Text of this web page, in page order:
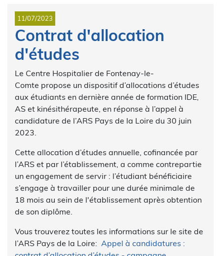
11/07/2023
Contrat d'allocation
d'études
Le Centre Hospitalier de Fontenay-le-
Comte propose un dispositif d’allocations d’études
aux étudiants en dernière année de formation IDE,
AS et kinésithérapeute, en réponse à l’appel à
candidature de l’ARS Pays de la Loire du 30 juin
2023.
Cette allocation d’études annuelle, cofinancée par
l’ARS et par l’établissement, a comme contrepartie
un engagement de servir : l’étudiant bénéficiaire
s’engage à travailler pour une durée minimale de
18 mois au sein de l'établissement après obtention
de son diplôme.
Vous trouverez toutes les informations sur le site de
l’ARS Pays de la Loire: Appel à candidatures :